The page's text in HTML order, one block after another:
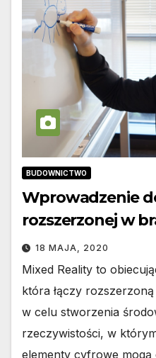
BUDOWNICTWO
Wprowadzenie
rozszerzonej w
18 MAJA, 2020
Mixed Reality to
która łączy
w celu stworzenia
rzeczywistości, w
elementy cyfrowe mogą